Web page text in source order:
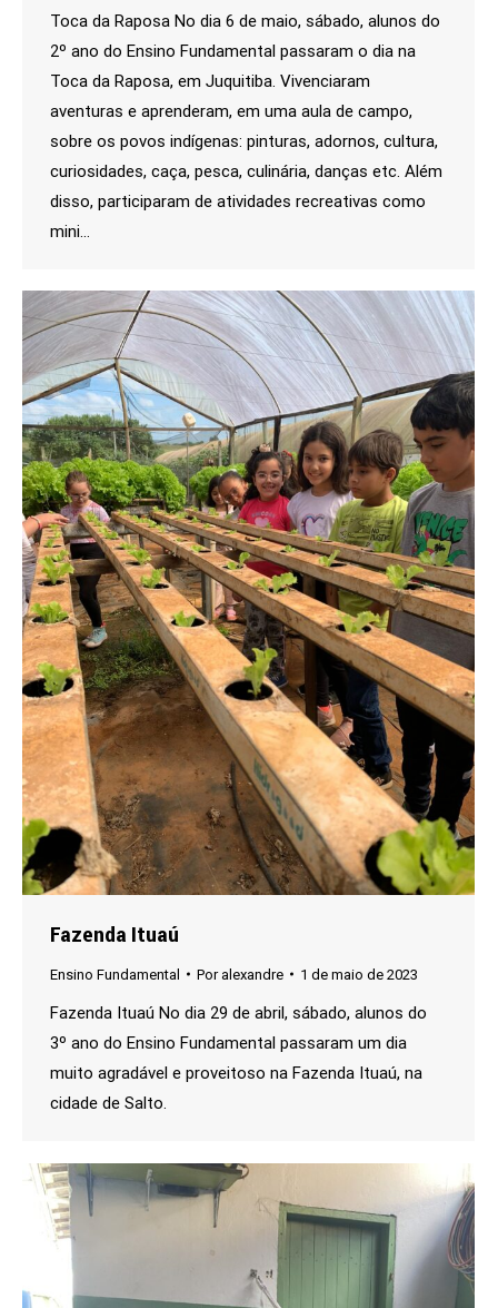
Toca da Raposa No dia 6 de maio, sábado, alunos do
2º ano do Ensino Fundamental passaram o dia na
Toca da Raposa, em Juquitiba. Vivenciaram
aventuras e aprenderam, em uma aula de campo,
sobre os povos indígenas: pinturas, adornos, cultura,
curiosidades, caça, pesca, culinária, danças etc. Além
disso, participaram de atividades recreativas como
mini…
Fazenda Ituaú
Ensino Fundamental Poralexandre 1 de maio de 2023
Fazenda Ituaú No dia 29 de abril, sábado, alunos do
3º ano do Ensino Fundamental passaram um dia
muito agradável e proveitoso na Fazenda Ituaú, na
cidade de Salto.